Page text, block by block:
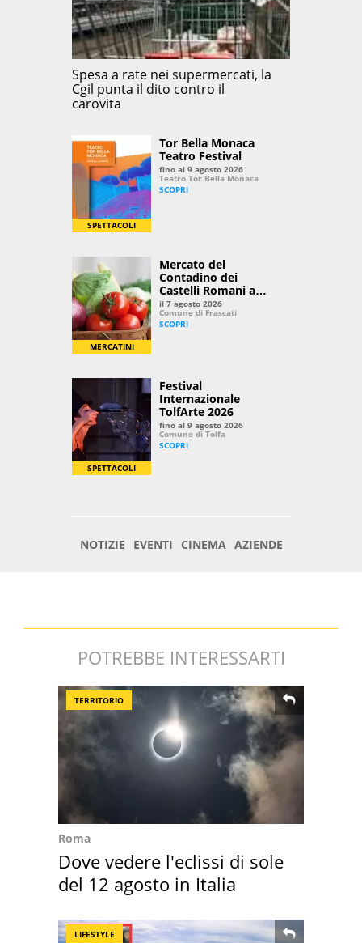
POTREBBE INTERESSARTI
TERRITORIO
Roma
Dove vedere l'eclissi di sole
del 12 agosto in Italia
LIFESTYLE